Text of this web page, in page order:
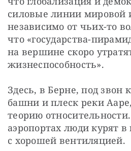
силовые линии мировой
независимо от чьих-то
что «государства-
на вершине скоро
жизнеспособность».
Здесь, в Берне, под звон
башни и плеск реки
теорию
аэропортах люди курят
с хорошей вентиляцией.